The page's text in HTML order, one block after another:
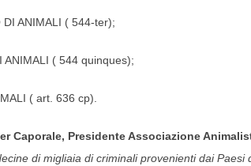
DI ANIMALI ( 544-ter);
ANIMALI ( 544 quinques);
DI ANIMALI ( art.
Caporale, Presidente Associazione
di migliaia di criminali provenienti dai